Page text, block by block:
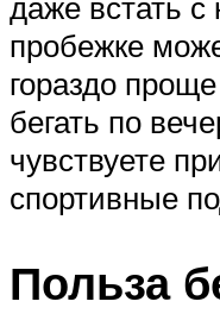
пробежке
гораздо
бегать по
чувствуете
спортивные
Польза